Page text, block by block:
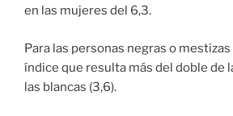
en las mujeres del 6,3.
Para las personas negras o
índice que resulta más del doble de
las blancas (3,6).